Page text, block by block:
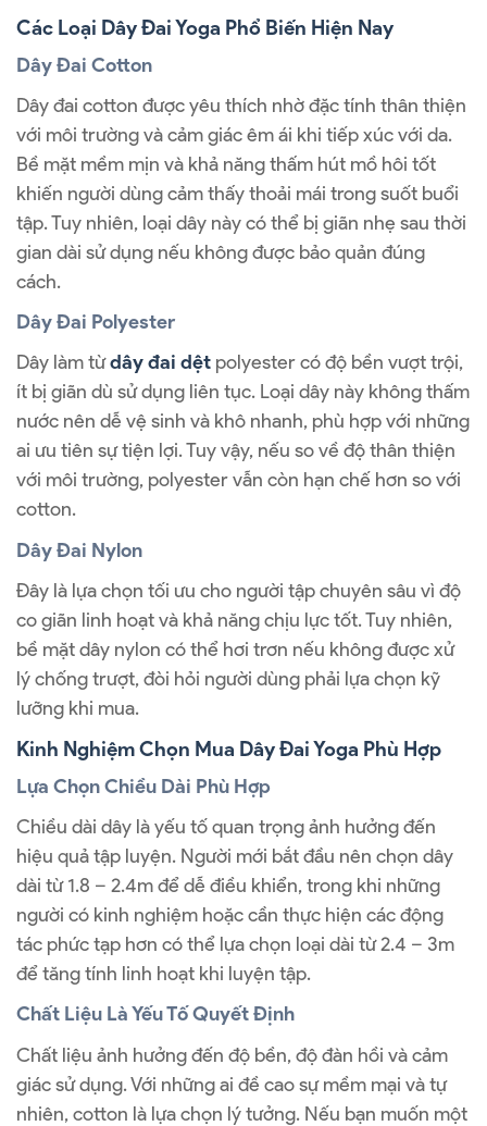
Các Loại Dây Đai Yoga Phổ Biến Hiện Nay
Dây Đai Cotton
Dây đai cotton được yêu thích nhờ đặc tính thân thiện
với môi trường và cảm giác êm ái khi tiếp xúc với da.
Bề mặt mềm mịn và khả năng thấm hút mồ hôi tốt
khiến người dùng cảm thấy thoải mái trong suốt buổi
tập. Tuy nhiên, loại dây này có thể bị giãn nhẹ sau thời
gian dài sử dụng nếu không được bảo quản đúng
cách.
Dây Đai Polyester
Dây làm từdây đai dệt polyester có độ bền vượt trội,
ít bị giãn dù sử dụng liên tục. Loại dây này không thấm
nước nên dễ vệ sinh và khô nhanh, phù hợp với những
ai ưu tiên sự tiện lợi. Tuy vậy, nếu so về độ thân thiện
với môi trường, polyester vẫn còn hạn chế hơn so với
cotton.
Dây Đai Nylon
Đây là lựa chọn tối ưu cho người tập chuyên sâu vì độ
co giãn linh hoạt và khả năng chịu lực tốt. Tuy nhiên,
bề mặt dây nylon có thể hơi trơn nếu không được xử
lý chống trượt, đòi hỏi người dùng phải lựa chọn kỹ
lưỡng khi mua.
Kinh Nghiệm Chọn Mua Dây Đai Yoga Phù Hợp
Lựa Chọn Chiều Dài Phù Hợp
Chiều dài dây là yếu tố quan trọng ảnh hưởng đến
hiệu quả tập luyện. Người mới bắt đầu nên chọn dây
dài từ 1.8 – 2.4m để dễ điều khiển, trong khi những
người có kinh nghiệm hoặc cần thực hiện các động
tác phức tạp hơn có thể lựa chọn loại dài từ 2.4 – 3m
để tăng tính linh hoạt khi luyện tập.
Chất Liệu Là Yếu Tố Quyết Định
Chất liệu ảnh hưởng đến độ bền, độ đàn hồi và cảm
giác sử dụng. Với những ai đề cao sự mềm mại và tự
nhiên, cotton là lựa chọn lý tưởng. Nếu bạn muốn một